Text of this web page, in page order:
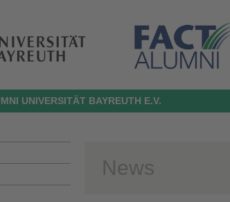
UNIVERSITÄT BAYREUTH E.V.
News